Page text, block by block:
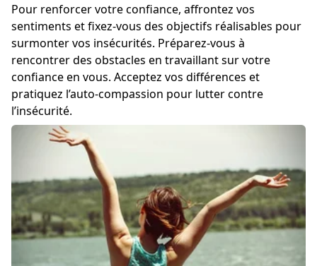
Pour renforcer votre confiance, affrontez vos
sentiments et fixez-vous des objectifs réalisables pour
surmonter vos insécurités. Préparez-vous à
rencontrer des obstacles en travaillant sur votre
confiance en vous. Acceptez vos différences et
pratiquez l’auto-compassion pour lutter contre
l’insécurité.